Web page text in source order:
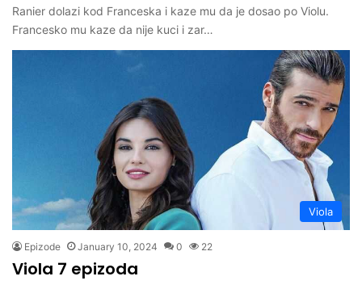
Ranier dolazi kod Franceska i kaze mu da je dosao po Violu.
Francesko mu kaze da nije kuci i zar…
Viola
Epizode January 10, 2024 0 22
Viola 7 epizoda